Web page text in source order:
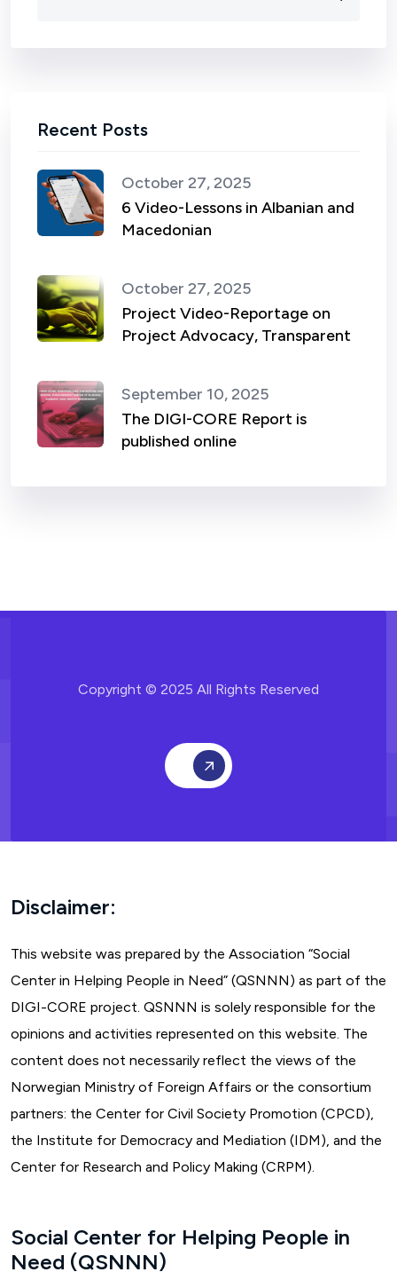
Recent Posts
October 27, 2025
6 Video-Lessons in Albanian and
Macedonian
October 27, 2025
Project Video-Reportage on
Project Advocacy, Transparent
September 10, 2025
The DIGI-CORE Report is
published online
Copyright © 2025 All Rights Reserved
Disclaimer:
This website was prepared by the Association “Social
Center in Helping People in Need” (QSNNN) as part of the
DIGI-CORE project. QSNNN is solely responsible for the
opinions and activities represented on this website. The
content does not necessarily reflect the views of the
Norwegian Ministry of Foreign Affairs or the consortium
partners: the Center for Civil Society Promotion (CPCD),
the Institute for Democracy and Mediation (IDM), and the
Center for Research and Policy Making (CRPM).
Social Center for Helping People in
Need (QSNNN)